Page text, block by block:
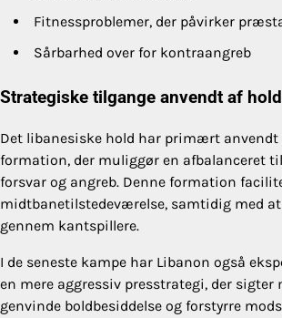
Fitnessproblemer, der påvirker
Sårbarhed over for kontraangreb
Strategiske tilgange anvendt af
Det libanesiske hold har primært anvendt
formation, der muliggør en afbalanceret
forsvar og angreb. Denne formation
midtbanetilstedeværelse, samtidig med at
gennem kantspillere.
I de seneste kampe har Libanon også
en mere aggressiv presstrategi, der
genvinde boldbesiddelse og forstyrre